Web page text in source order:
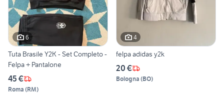
6
Tuta Brasile Y2K - Set Completo -
Felpa + Pantalone
45 €
Roma (RM)
4
felpa adidas y2k
20 €
Bologna (BO)